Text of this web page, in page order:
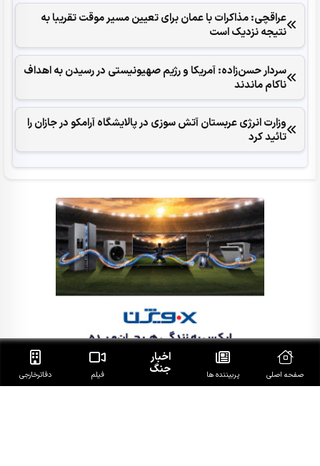
عراقچی: مذاکرات با عمان برای تعیین مسیر موقت تقریبا به
نتیجه نزدیک است
سردار حسن‌زاده: آمریکا و رژیم صهیونیستی در رسیدن به اهداف
ناکام ماندند
وزارت انرژی عربستان آتش سوزی در پالایشگاه آرامکو در جازان را
تائید کرد
صفحه اصلی پربیننده ها
اخبار
جنگ فیلم دفاتر‌خارجی